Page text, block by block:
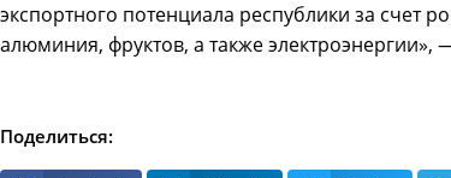
экспортного потенциала республики за счет
алюминия, фруктов, а также
Поделиться: